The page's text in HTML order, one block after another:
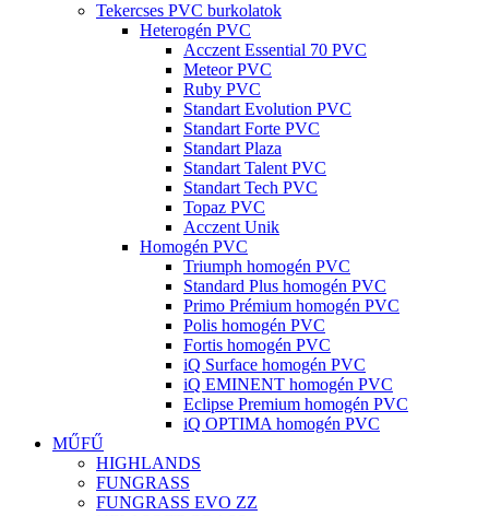
Tekercses PVC burkolatok
Heterogén PVC
Acczent Essential 70 PVC
Meteor PVC
Ruby PVC
Standart Evolution PVC
Standart Forte PVC
Standart Plaza
Standart Talent PVC
Standart Tech PVC
Topaz PVC
Acczent Unik
Homogén PVC
Triumph homogén PVC
Standard Plus homogén PVC
Primo Prémium homogén PVC
Polis homogén PVC
Fortis homogén PVC
iQ Surface homogén PVC
iQ EMINENT homogén PVC
Eclipse Premium homogén PVC
iQ OPTIMA homogén PVC
MŰFŰ
HIGHLANDS
FUNGRASS
FUNGRASS EVO ZZ